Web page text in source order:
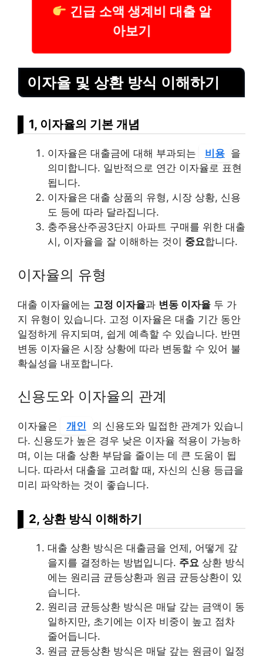
긴급 소액 생계비 대출 알
아보기
이자율 및 상환 방식 이해하기
1, 이자율의 기본 개념
이자율은 대출금에 대해 부과되는 비용 을
의미합니다. 일반적으로 연간 이자율로 표현
됩니다.
이자율은 대출 상품의 유형, 시장 상황, 신용
도 등에 따라 달라집니다.
충주용산주공3단지 아파트 구매를 위한 대출
시, 이자율을 잘 이해하는 것이 중요합니다.
이자율의 유형
대출 이자율에는 고정 이자율과 변동 이자율 두 가
지 유형이 있습니다. 고정 이자율은 대출 기간 동안
일정하게 유지되며, 쉽게 예측할 수 있습니다. 반면
변동 이자율은 시장 상황에 따라 변동할 수 있어 불
확실성을 내포합니다.
신용도와 이자율의 관계
이자율은 개인
의 신용도와 밀접한 관계가 있습니
다. 신용도가 높은 경우 낮은 이자율 적용이 가능하
며, 이는 대출 상환 부담을 줄이는 데 큰 도움이 됩
니다. 따라서 대출을 고려할 때, 자신의 신용 등급을
미리 파악하는 것이 좋습니다.
2, 상환 방식 이해하기
대출 상환 방식은 대출금을 언제, 어떻게 갚
을지를 결정하는 방법입니다. 주요 상환 방식
에는 원리금 균등상환과 원금 균등상환이 있
습니다.
원리금 균등상환 방식은 매달 갚는 금액이 동
일하지만, 초기에는 이자 비중이 높고 점차
줄어듭니다.
원금 균등상환 방식은 매달 갚는 원금이 일정